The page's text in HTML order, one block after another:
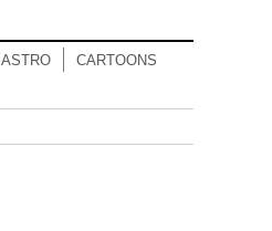
ASTRO CARTOONS